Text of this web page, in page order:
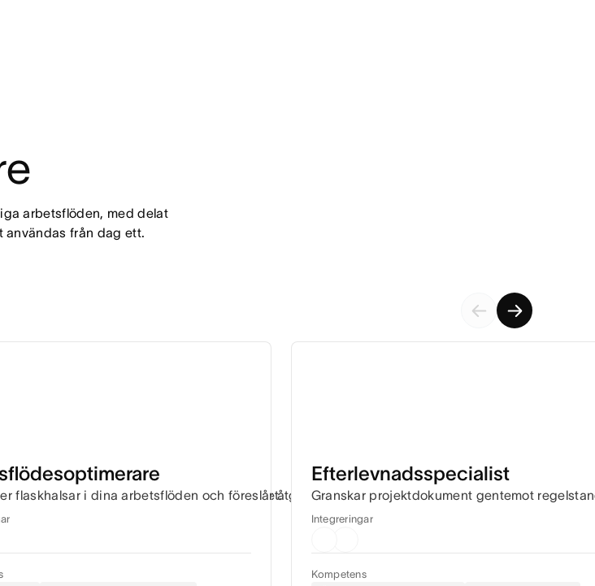
arbetsflöden, med delat
användas från dag ett.
utan ständig behöva samordna arbetet.
flaskhalsar i dina arbetsflöden och föreslår åtgärder så att arbetet kan fortsätta.
Efterlevnadsspecialist
Granskar projektdokument gentemot
Kompetens
Integreringar